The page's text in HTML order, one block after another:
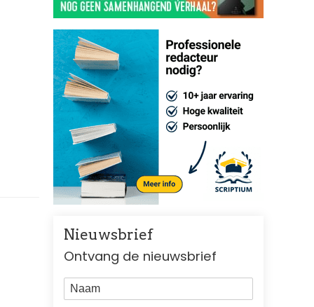
Nieuwsbrief
Ontvang de nieuwsbrief
Naam